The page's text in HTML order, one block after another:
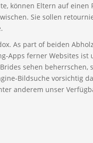
können Eltern auf einen
Sie sollen
As part of beiden
Apps ferner Websites ist
sehen beherrschen,
Bildsuche vorsichtig
anderem unser